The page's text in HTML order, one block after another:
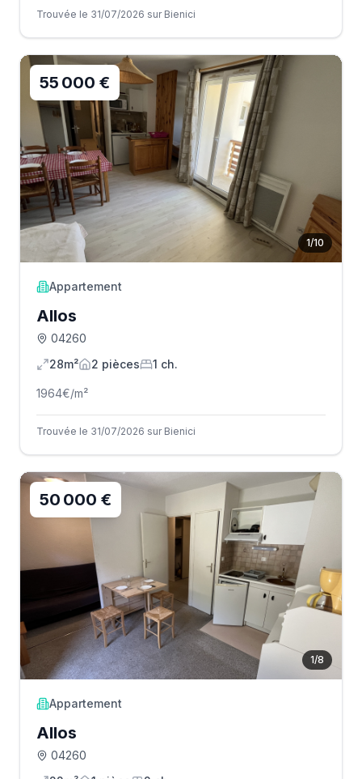
Trouvée le 31/07/2026 sur Bienici
1/10
55 000 €
Appartement
Allos
04260
28m²
2 pièces 1 ch.
1964€/m²
Trouvée le 31/07/2026 sur Bienici
1/8
50 000 €
Appartement
Allos
04260